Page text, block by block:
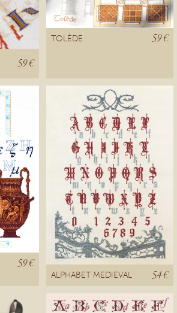
59 €
TOLÈDE 59 €
59 €
ALPHABET MEDIEVAL 54 €